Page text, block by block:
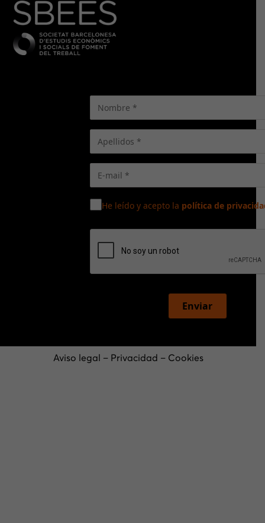
He leído y acepto la política de
Enviar
Aviso legal – Privacidad – Cookies